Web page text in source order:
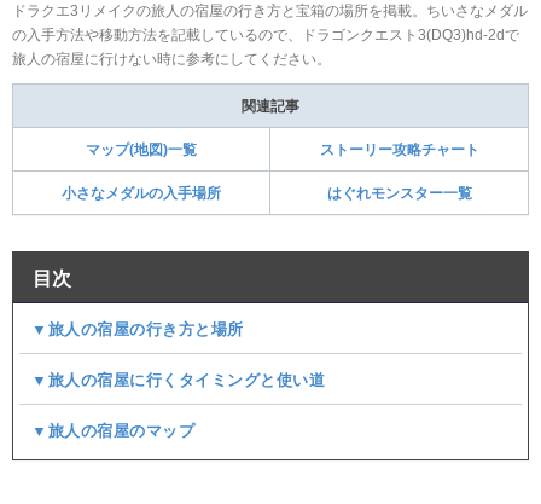
ドラクエ3リメイクの旅人の宿屋の行き方と宝箱の場所を掲載。ちいさなメダル
の入手方法や移動方法を記載しているので、ドラゴンクエスト3(DQ3)hd-2dで
旅人の宿屋に行けない時に参考にしてください。
関連記事
マップ(地図)一覧 ストーリー攻略チャート
小さなメダルの入手場所 はぐれモンスター一覧
目次
▼旅人の宿屋の行き方と場所
▼旅人の宿屋に行くタイミングと使い道
▼旅人の宿屋のマップ